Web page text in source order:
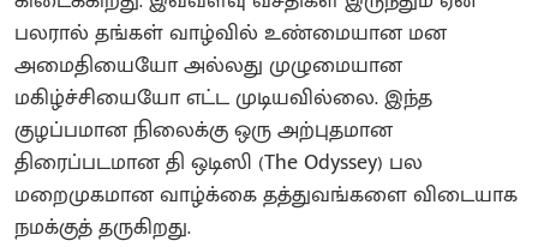
பலரால் தங்கள் வாழ்வில் உண்மையான மன
அமைதியையோ அல்லது முழுமையான
மகிழ்ச்சியையோ எட்ட முடியவில்லை. இந்த
குழப்பமான நிலைக்கு ஒரு அற்புதமான
திரைப்படமான தி ஒடிஸி (The Odyssey) பல
மறைமுகமான வாழ்க்கை தத்துவங்களை விடையாக
நமக்குத் தருகிறது.